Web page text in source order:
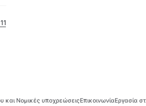
και Νομικές υποχρεώσειςΕπικοινωνίαΕργασία